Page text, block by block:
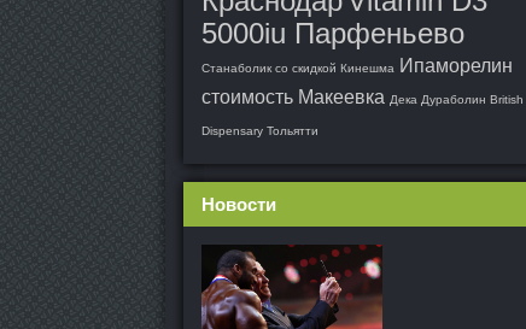
5000iu Парфеньево
Станаболик со скидкой Кинешма
Ипаморелин
стоимость Макеевка Дека Дураболин British
Dispensary Тольятти
Новости